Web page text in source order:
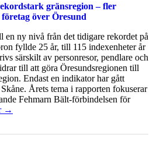
gränsregion – fler
över Öresund
en ny nivå från det tidigare rekordet på
fyllde 25 år, till 115 indexenheter år
särskilt av personresor, pendlare och
till att göra Öresundsregionen till
Endast en indikator har gått
Årets tema i rapporten fokuserar
Fehmarn Bält-förbindelsen för
→